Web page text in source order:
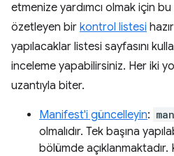
etmenize yardımcı olmak için
özetleyen bir kontrol listesi
yapılacaklar listesi sayfasını
inceleme yapabilirsiniz. Her iki
uzantıyla biter.
Manifest'i güncelleyin:
olmalıdır. Tek başına
bölümde